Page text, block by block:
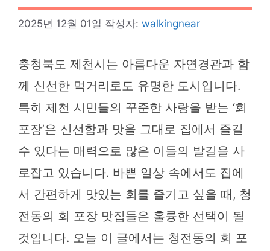
2025년 12월 01일 작성자: walkingnear
충청북도 제천시는 아름다운 자연경관과 함
께 신선한 먹거리로도 유명한 도시입니다.
특히 제천 시민들의 꾸준한 사랑을 받는 ‘회
포장’은 신선함과 맛을 그대로 집에서 즐길
수 있다는 매력으로 많은 이들의 발길을 사
로잡고 있습니다. 바쁜 일상 속에서도 집에
서 간편하게 맛있는 회를 즐기고 싶을 때, 청
전동의 회 포장 맛집들은 훌륭한 선택이 될
것입니다. 오늘 이 글에서는 청전동의 회 포